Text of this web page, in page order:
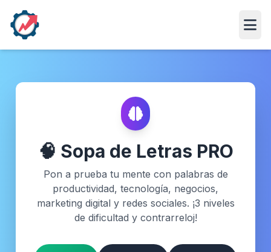
🧠 Sopa de Letras PRO
Pon a prueba tu mente con palabras de
productividad, tecnología, negocios,
marketing digital y redes sociales. ¡3 niveles
de dificultad y contrarreloj!